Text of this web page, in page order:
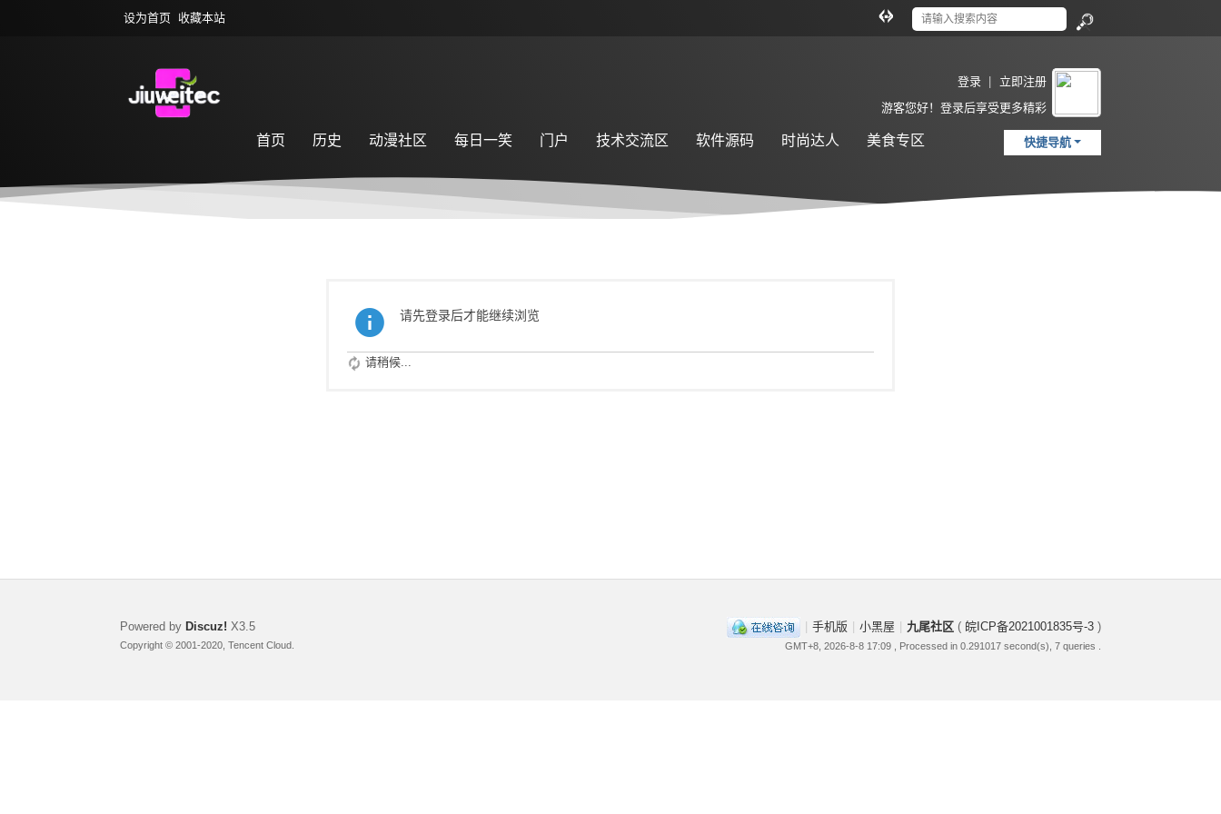
设为首页 收藏本站
索
登录
立即注册
游客您好！登录后享受更多精彩
快捷导航
首页 历史 动漫社区 每日一笑 门户 技术交流区 软件源码 时尚达人
美食专区
请先登录后才能继续浏览
请稍候...
手机版 小黑屋 九尾社区 ( 皖ICP备2021001835号-3 )
GMT+8, 2026-8-8 17:09 , Processed in 0.291017 second(s), 7 queries .
Powered by Discuz! X3.5
Copyright © 2001-2020, Tencent Cloud.